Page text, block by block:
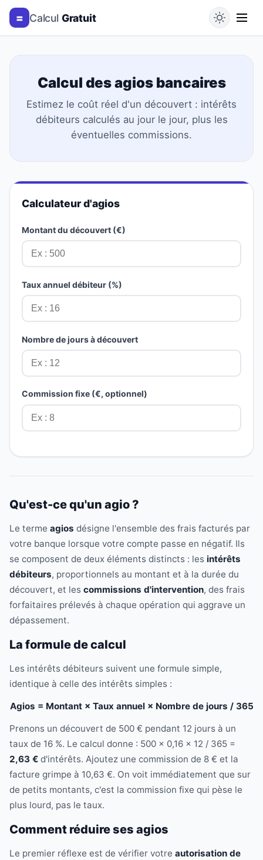
= Calcul Gratuit
Calcul des agios bancaires
Estimez le coût réel d'un découvert : intérêts
débiteurs calculés au jour le jour, plus les
éventuelles commissions.
Calculateur d'agios
Montant du découvert (€)
Taux annuel débiteur (%)
Nombre de jours à découvert
Commission fixe (€, optionnel)
Qu'est-ce qu'un agio ?
Le terme agios désigne l'ensemble des frais facturés par
votre banque lorsque votre compte passe en négatif. Ils
se composent de deux éléments distincts : les intérêts
débiteurs, proportionnels au montant et à la durée du
découvert, et les commissions d'intervention, des frais
forfaitaires prélevés à chaque opération qui aggrave un
dépassement.
La formule de calcul
Les intérêts débiteurs suivent une formule simple,
identique à celle des intérêts simples :
Agios = Montant × Taux annuel × Nombre de jours / 365
Prenons un découvert de 500 € pendant 12 jours à un
taux de 16 %. Le calcul donne : 500 × 0,16 × 12 / 365 =
2,63 € d'intérêts. Ajoutez une commission de 8 € et la
facture grimpe à 10,63 €. On voit immédiatement que sur
de petits montants, c'est la commission fixe qui pèse le
plus lourd, pas le taux.
Comment réduire ses agios
Le premier réflexe est de vérifier votre autorisation de